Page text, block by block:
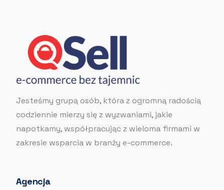
Jesteśmy grupą osób, która z ogromną radością
codziennie mierzy się z wyzwaniami, jakie
napotkamy, współpracując z wieloma firmami w
zakresie wsparcia w branży e-commerce.
Agencja